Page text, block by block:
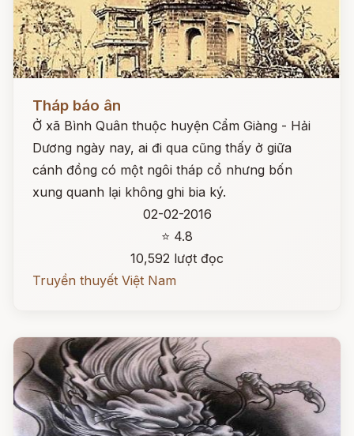
Tháp báo ân
Ở xã Bình Quân thuộc huyện Cẩm Giàng - Hải
Dương ngày nay, ai đi qua cũng thấy ở giữa
cánh đồng có một ngôi tháp cổ nhưng bốn
xung quanh lại không ghi bia ký.
02-02-2016
⭐ 4.8
10,592 lượt đọc
Truyền thuyết Việt Nam